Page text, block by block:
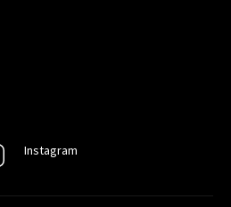
Instagram
Instagram